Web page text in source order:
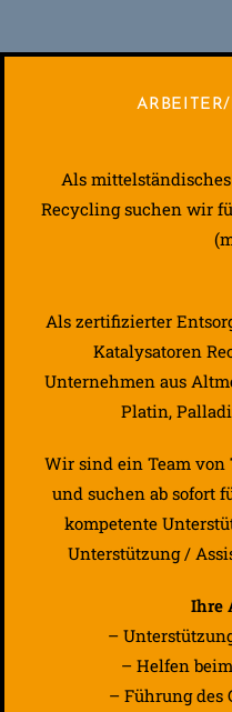
Als
Recycling suchen wir
Als zertifizierter
Katalysatoren
Unternehmen aus
Platin,
Wir sind ein Team
und suchen ab sofort
kompetente
Unterstützung /
Ihre
–
– Helfen
– Führung des